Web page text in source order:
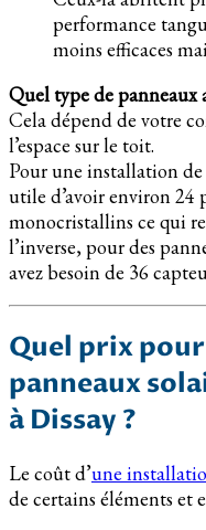
performance
moins efficaces
Quel type de panneaux
Cela dépend de votre
l’espace sur le toit.
Pour une installation
utile d’avoir environ 24
monocristallins ce qui
l’inverse, pour des
avez besoin de 36
Quel prix
panneaux
à Dissay ?
Le coût d’une
de certains éléments et